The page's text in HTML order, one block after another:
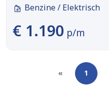
Benzine / Elektrisch
€ 1.190 p/m
« 1